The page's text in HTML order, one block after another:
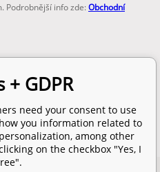
Podrobnější info zde:Obchodní
+ GDPR
need your consent to use
you information related to
among other
on the checkbox "Yes, I